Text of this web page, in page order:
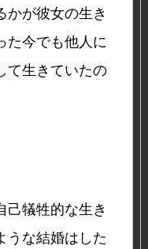
かが彼女の生き
た今でも他人に
て生きていたの
己犠牲的な生き
うな結婚はした